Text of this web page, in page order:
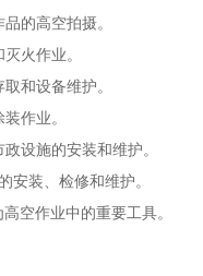
的高空拍摄。
火作业。
和设备维护。
作业。
设施的安装和维护。
安装、检修和维护。
空作业中的重要工具。